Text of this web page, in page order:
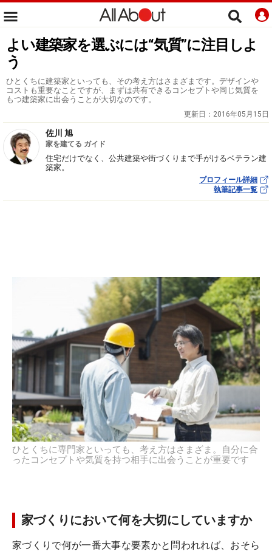
よい建築家を選ぶには“気質”に注目しよ
う
ひとくちに建築家といっても、その考え方はさまざまです。デザインや
コストも重要なことですが、まずは共有できるコンセプトや同じ気質を
もつ建築家に出会うことが大切なのです。
更新日： 2016年05月15日
佐川 旭
家を建てる ガイド
住宅だけでなく、公共建築や街づくりまで手がけるベテラン建
築家。
プロフィール詳細
執筆記事一覧
ひとくちに専門家といっても、考え方はさまざま。自分に合
ったコンセプトや気質を持つ相手に出会うことが重要です
家づくりにおいて何を大切にしていますか
家づくりで何が一番大事な要素かと問われれば、おそら